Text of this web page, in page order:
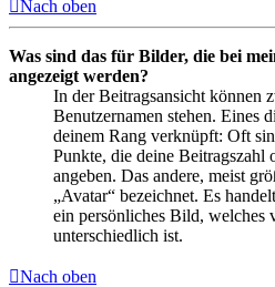
Nach oben
Was sind das für Bilder, die bei
angezeigt werden?
In der Beitragsansicht können
Benutzernamen stehen. Eines
deinem Rang verknüpft: Oft
Punkte, die deine Beitragszahl
angeben. Das andere, meist
„Avatar“ bezeichnet. Es
ein persönliches Bild, welches
unterschiedlich ist.
Nach oben